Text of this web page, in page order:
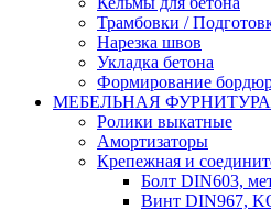
Трамбовки /
Нарезка швов
Укладка бетона
Формирование
МЕБЕЛЬНАЯ ФУРНИТУРА
Ролики выкатные
Амортизаторы
Крепежная и
Болт DIN603,
Винт DIN967,